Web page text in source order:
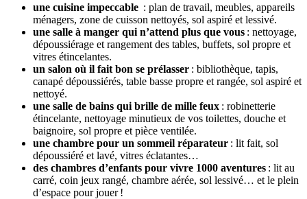
une cuisine impeccable : plan de travail, meubles, appareils
ménagers, zone de cuisson nettoyés, sol aspiré et lessivé.
une salle à manger qui n’attend plus que vous : nettoyage,
dépoussiérage et rangement des tables, buffets, sol propre et
vitres étincelantes.
un salon où il fait bon se prélasser : bibliothèque, tapis,
canapé dépoussiérés, table basse propre et rangée, sol aspiré et
nettoyé.
une salle de bains qui brille de mille feux : robinetterie
étincelante, nettoyage minutieux de vos toilettes, douche et
baignoire, sol propre et pièce ventilée.
une chambre pour un sommeil réparateur : lit fait, sol
dépoussiéré et lavé, vitres éclatantes…
des chambres d’enfants pour vivre 1000 aventures : lit au
carré, coin jeux rangé, chambre aérée, sol lessivé… et le plein
d’espace pour jouer !